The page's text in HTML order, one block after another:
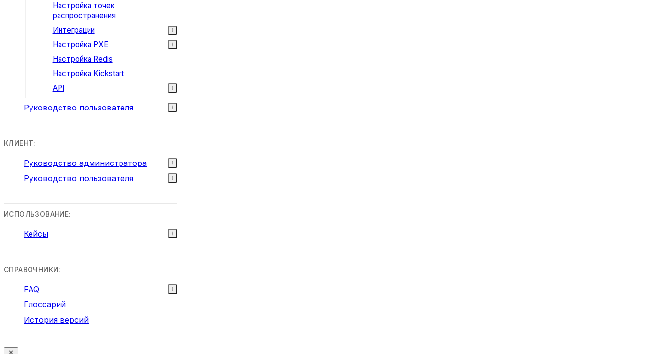
Настройка точек
распространения
Интеграции
Настройка PXE
Настройка Redis
Настройка Kickstart
API
Руководство пользователя
КЛИЕНТ:
Руководство администратора
Руководство пользователя
ИСПОЛЬЗОВАНИЕ:
Кейсы
СПРАВОЧНИКИ:
FAQ
Глоссарий
История версий